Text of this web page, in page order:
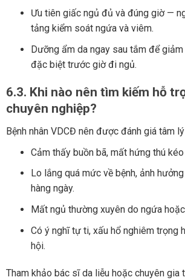
Ưu tiên giấc ngủ đủ và đúng giờ —
tảng kiểm soát ngứa và viêm.
Dưỡng ẩm da ngay sau tắm để
đặc biệt trước giờ đi ngủ.
6.3. Khi nào nên tìm kiếm hỗ
chuyên nghiệp?
Bệnh nhân VDCĐ nên được đánh giá tâm
Cảm thấy buồn bã, mất hứng thú
Lo lắng quá mức về bệnh, ảnh
hàng ngày.
Mất ngủ thường xuyên do ngứa
Có ý nghĩ tự ti, xấu hổ nghiêm trọng
hội.
Tham khảo bác sĩ da liễu hoặc chuyên gia